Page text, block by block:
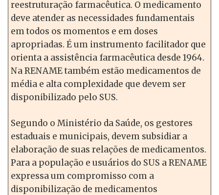
reestruturação farmacêutica. O medicamento
deve atender as necessidades fundamentais
em todos os momentos e em doses
apropriadas. É um instrumento facilitador que
orienta a assistência farmacêutica desde 1964.
Na RENAME também estão medicamentos de
média e alta complexidade que devem ser
disponibilizado pelo SUS.
Segundo o Ministério da Saúde, os gestores
estaduais e municipais, devem subsidiar a
elaboração de suas relações de medicamentos.
Para a população e usuários do SUS a RENAME
expressa um compromisso com a
disponibilização de medicamentos